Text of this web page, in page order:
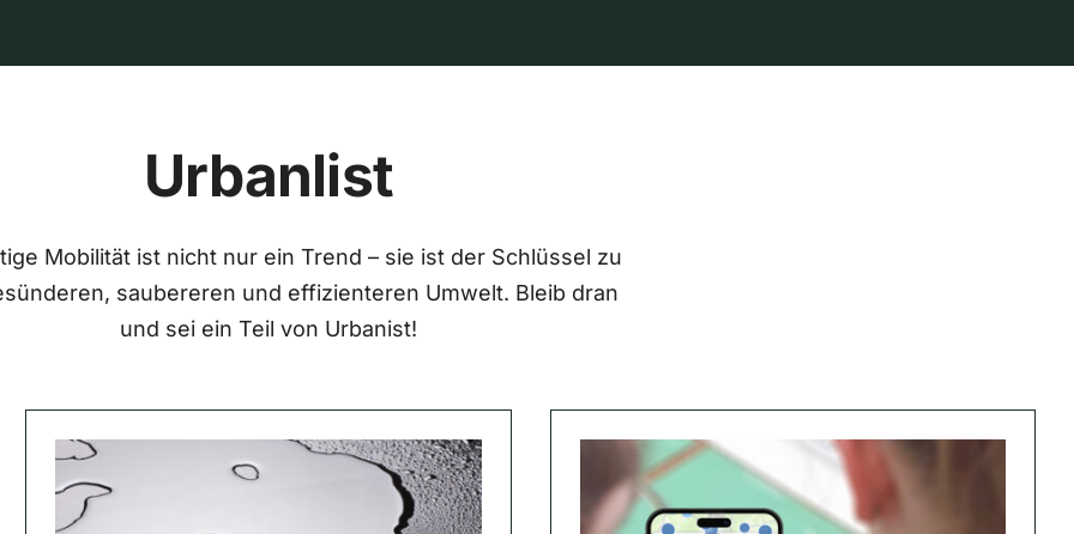
Urbanlist
Mobilität ist nicht nur ein Trend – sie ist der Schlüssel zu
saubereren und effizienteren Umwelt. Bleib dran
und sei ein Teil von Urbanist!